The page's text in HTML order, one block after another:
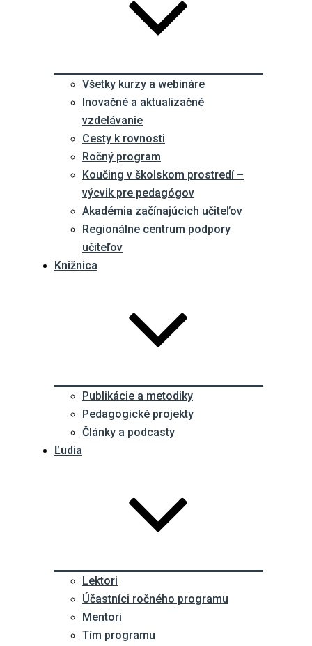
Všetky kurzy a webináre
Inovačné a aktualizačné
vzdelávanie
Cesty k rovnosti
Ročný program
Koučing v školskom prostredí –
výcvik pre pedagógov
Akadémia začínajúcich učiteľov
Regionálne centrum podpory
učiteľov
Knižnica
Publikácie a metodiky
Pedagogické projekty
Články a podcasty
Ľudia
Lektori
Účastníci ročného programu
Mentori
Tím programu